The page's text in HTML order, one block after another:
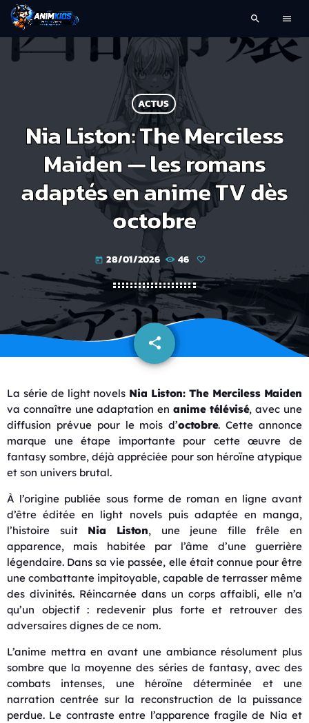
search menu
ACTUS
Nia Liston: The Merciless
Maiden — les romans
adaptés en anime TV dès
octobre
today 28/01/2026 46
share
email
La série de light novels Nia Liston: The Merciless Maiden
va connaître une adaptation en anime télévisé, avec une
diffusion prévue pour le mois d’octobre. Cette annonce
marque une étape importante pour cette œuvre de
fantasy sombre, déjà appréciée pour son héroïne atypique
et son univers brutal.
À l’origine publiée sous forme de roman en ligne avant
d’être éditée en light novels puis adaptée en manga,
l’histoire suit Nia Liston, une jeune fille frêle en
apparence, mais habitée par l’âme d’une guerrière
légendaire. Dans sa vie passée, elle était connue pour être
une combattante impitoyable, capable de terrasser même
des divinités. Réincarnée dans un corps affaibli, elle n’a
qu’un objectif : redevenir plus forte et retrouver des
adversaires dignes de ce nom.
L’anime mettra en avant une ambiance résolument plus
sombre que la moyenne des séries de fantasy, avec des
combats intenses, une héroïne déterminée et une
narration centrée sur la reconstruction de la puissance
perdue. Le contraste entre l’apparence fragile de Nia et